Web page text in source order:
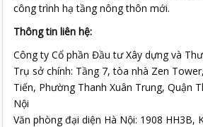
công trình hạ tầng nông thôn mới.
Thông tin liên hệ:
Công ty Cổ phần Đầu tư Xây dựng và
Trụ sở chính: Tầng 7, tòa nhà Zen
Tiến, Phường Thanh Xuân Trung, Quận
Nội
Văn phòng đại diện Hà Nội: 1908 HH3B,